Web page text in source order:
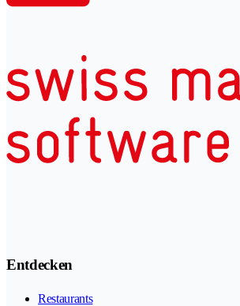
Entdecken
Restaurants